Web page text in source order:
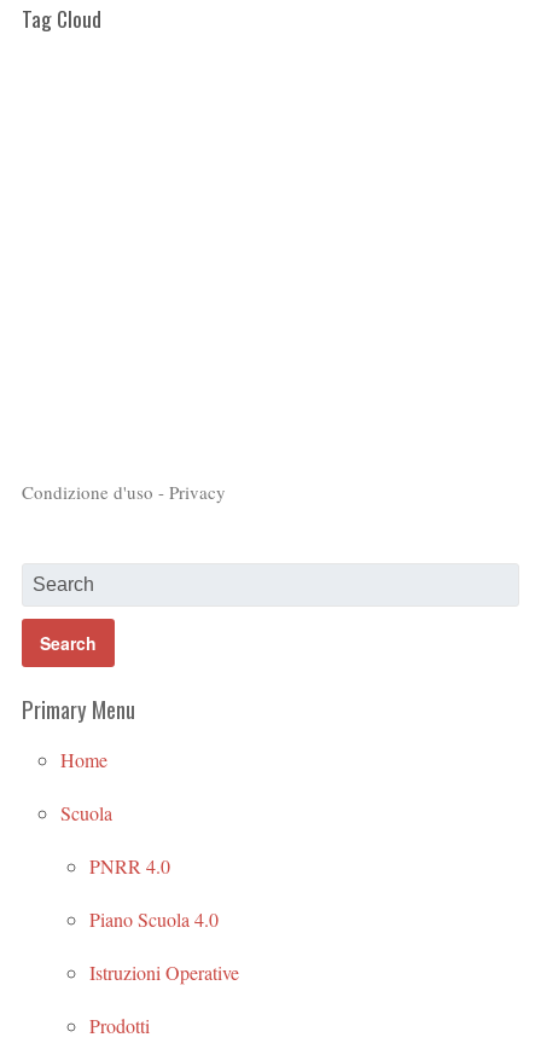
Tag Cloud
Condizione d'uso - Privacy
Primary Menu
Home
Scuola
PNRR 4.0
Piano Scuola 4.0
Istruzioni Operative
Prodotti